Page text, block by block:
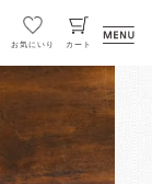
お気にいり カート